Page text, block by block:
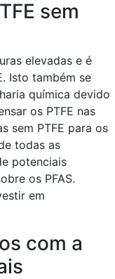
sem
elevadas e é
Isto também se
química devido
os PTFE nas
sem PTFE para os
todas as
potenciais
os PFAS.
em
com a